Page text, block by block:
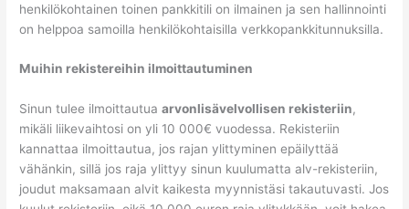
henkilökohtainen toinen pankkitili on ilmainen ja sen hallinnointi
on helppoa samoilla henkilökohtaisilla verkkopankkitunnuksilla.
Muihin rekistereihin ilmoittautuminen
Sinun tulee ilmoittautuaarvonlisävelvollisen rekisteriin,
mikäli liikevaihtosi on yli 10 000€ vuodessa. Rekisteriin
kannattaa ilmoittautua, jos rajan ylittyminen epäilyttää
vähänkin, sillä jos raja ylittyy sinun kuulumatta alv-rekisteriin,
joudut maksamaan alvit kaikesta myynnistäsi takautuvasti. Jos